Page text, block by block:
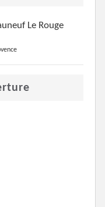
Le Rouge